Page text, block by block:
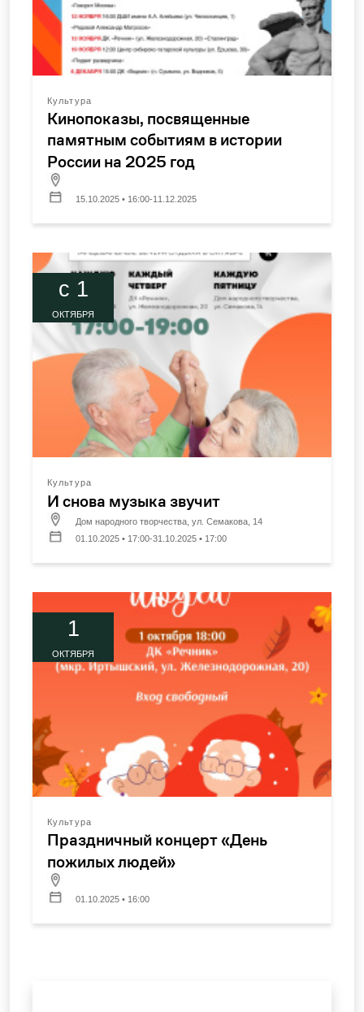
Культура
Кинопоказы, посвященные
памятным событиям в истории
России на 2025 год
15.10.2025 • 16:00-11.12.2025
c 1
ОКТЯБРЯ
Культура
И снова музыка звучит
Дом народного творчества, ул. Семакова, 14
01.10.2025 • 17:00-31.10.2025 • 17:00
1
ОКТЯБРЯ
Культура
Праздничный концерт «День
пожилых людей»
01.10.2025 • 16:00